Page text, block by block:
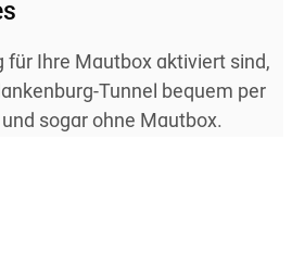
Ihre Mautbox aktiviert sind,
Tunnel bequem per
sogar ohne Mautbox.